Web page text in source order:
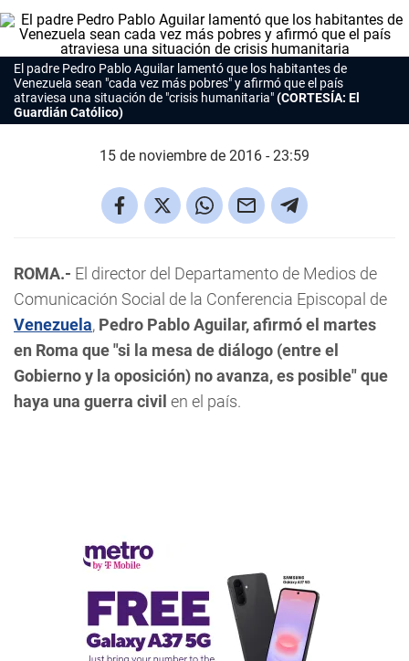
El padre Pedro Pablo Aguilar lamentó que los habitantes de
Venezuela sean "cada vez más pobres" y afirmó que el país
atraviesa una situación de "crisis humanitaria"(CORTESÍA: El
Guardián Católico)
15 de noviembre de 2016 - 23:59
ROMA.- El director del Departamento de Medios de
Comunicación Social de la Conferencia Episcopal de
Venezuela, Pedro Pablo Aguilar, afirmó el martes
en Roma que "si la mesa de diálogo (entre el
Gobierno y la oposición) no avanza, es posible" que
haya una guerra civil en el país.